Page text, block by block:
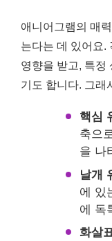
애니어그램의 매
는다는 데 있어요.
영향을 받고, 특정
기도 합니다. 그래
핵심
축으
을 나
날개
에 있
에 독
화살